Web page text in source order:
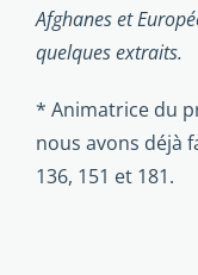
Afghanes et
quelques extraits.
* Animatrice du
nous avons déjà
136, 151 et 181.